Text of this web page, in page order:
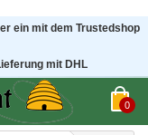
ein mit dem Trustedshop
mit DHL
0